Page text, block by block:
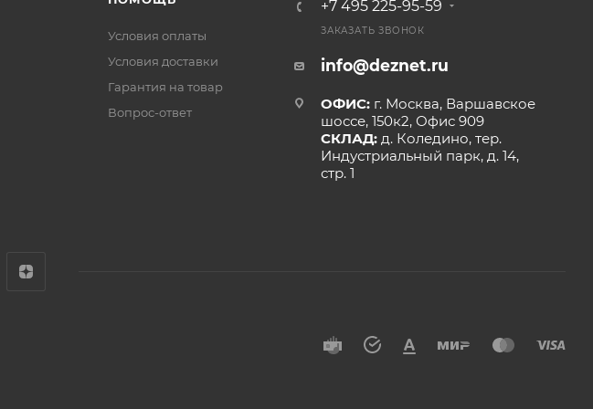
Условия оплаты
Условия доставки
Гарантия на товар
Вопрос-ответ
+7 495 225-95-59
ЗАКАЗАТЬ ЗВОНОК
info@deznet.ru
ОФИС: г. Москва, Варшавское
шоссе, 150к2, Офис 909
СКЛАД: д. Коледино, тер.
Индустриальный парк, д. 14,
стр. 1